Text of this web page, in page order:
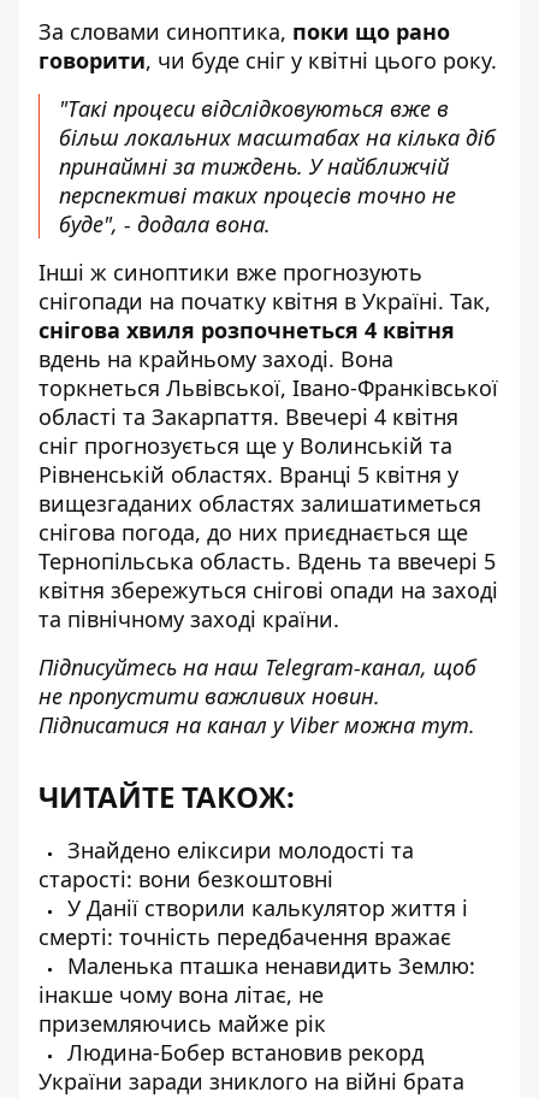
За словами синоптика, поки що рано
говорити, чи буде сніг у квітні цього року.
"Такі процеси відслідковуються вже в
більш локальних масштабах на кілька діб
принаймні за тиждень. У найближчій
перспективі таких процесів точно не
буде", - додала вона.
Інші ж синоптики вже прогнозують
снігопади на початку квітня в Україні. Так,
снігова хвиля розпочнеться 4 квітня
вдень на крайньому заході. Вона
торкнеться Львівської, Івано-Франківської
області та Закарпаття. Ввечері 4 квітня
сніг прогнозується ще у Волинській та
Рівненській областях. Вранці 5 квітня у
вищезгаданих областях залишатиметься
снігова погода, до них приєднається ще
Тернопільська область. Вдень та ввечері 5
квітня збережуться снігові опади на заході
та північному заході країни.
Підписуйтесь на наш Telegram-канал, щоб
не пропустити важливих новин.
Підписатися на канал у Viber можна тут.
ЧИТАЙТЕ ТАКОЖ:
Знайдено еліксири молодості та
старості: вони безкоштовні
У Данії створили калькулятор життя і
смерті: точність передбачення вражає
Маленька пташка ненавидить Землю:
інакше чому вона літає, не
приземляючись майже рік
Людина-Бобер встановив рекорд
України заради зниклого на війні брата